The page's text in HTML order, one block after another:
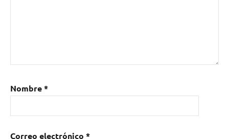
Nombre*
Correo electrónico *